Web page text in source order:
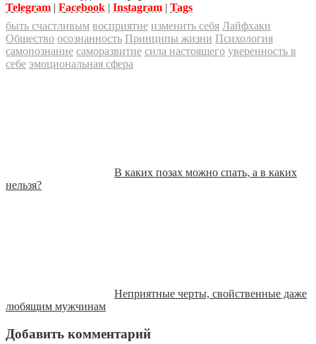
Telegram | Facebook | Instagram | Tags
быть счастливым восприятие изменить себя Лайфхаки
Общество осознанность Принципы жизни Психология
самопознание саморазвитие сила настоящего уверенность в
себе эмоциональная сфера
В каких позах можно спать, а в каких
нельзя?
Неприятные черты, свойственные даже
любящим мужчинам
Добавить комментарий